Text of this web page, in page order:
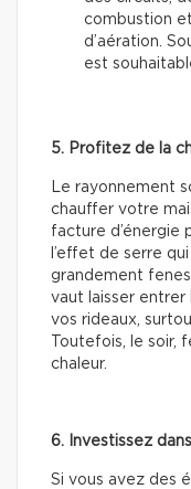
combustion
d’aération.
est
5. Profitez de la
Le rayonnement
chauffer votre
facture d’énergie
l’effet de serre
grandement
vaut laisser entrer
vos rideaux,
Toutefois, le soir,
chaleur.
6. Investissez
Si vous avez des